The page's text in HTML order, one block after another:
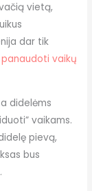
vietą,
dar tik
panaudoti vaikų
didelėms
vaikams.
pievą,
bus